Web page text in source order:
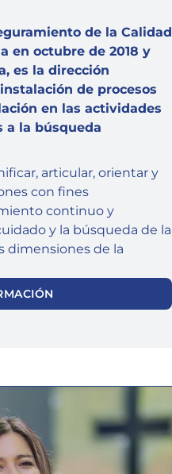
de la Calidad
en octubre de 2018 y
es la dirección
de procesos
en las actividades
a la búsqueda
articular, orientar y
con fines
continuo y
y la búsqueda de la
dimensiones de la